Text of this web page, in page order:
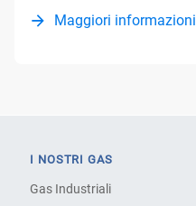
Maggiori informazioni
I NOSTRI GAS
Gas Industriali